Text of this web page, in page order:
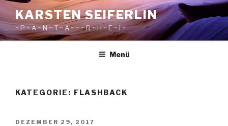
Zum
Inhalt
springen
KARSTEN SEIFERLIN
~ P ~ A ~ N ~ T ~ A ~ ~ ~ R ~ H ~ E ~ I ~
Menü
KATEGORIE: FLASHBACK
VERÖFFENTLICHT
DEZEMBER 29, 2017